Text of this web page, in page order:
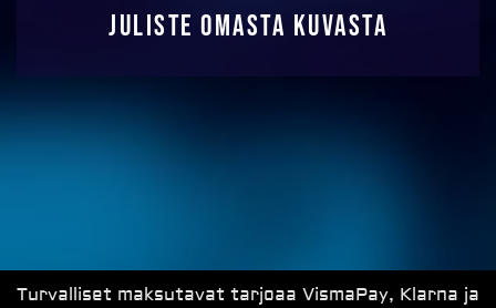
Juliste omasta kuvasta
Turvalliset maksutavat tarjoaa VismaPay, Klarna ja